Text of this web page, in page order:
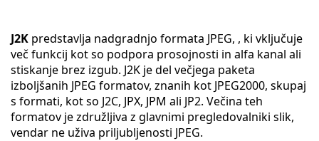
J2K predstavlja nadgradnjo formata JPEG, , ki vključuje
več funkcij kot so podpora prosojnosti in alfa kanal ali
stiskanje brez izgub. J2K je del večjega paketa
izboljšanih JPEG formatov, znanih kot JPEG2000, skupaj
s formati, kot so J2C, JPX, JPM ali JP2. Večina teh
formatov je združljiva z glavnimi pregledovalniki slik,
vendar ne uživa priljubljenosti JPEG.